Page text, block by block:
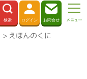
えほんのくに